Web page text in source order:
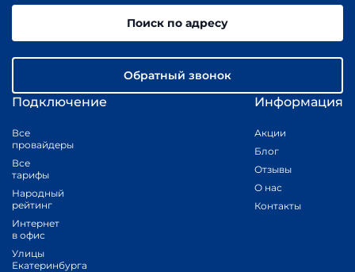
Подключение
Все
провайдеры
Все
тарифы
Народный
рейтинг
Интернет
в офис
Улицы
Екатеринбурга
Информация
Акции
Блог
Отзывы
О нас
Контакты
Поиск по адресу
Обратный звонок